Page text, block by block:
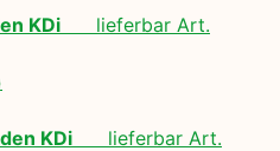
KDi lieferbar Art.
KDi lieferbar Art.